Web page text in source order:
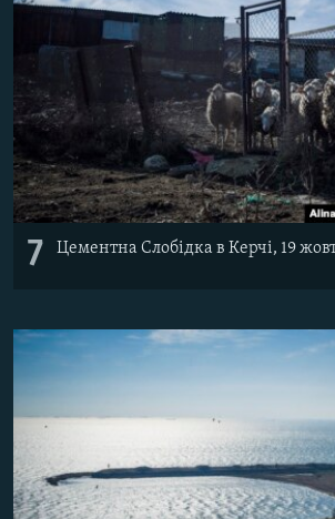
7 Цементна Слобідка в Керчі, 19